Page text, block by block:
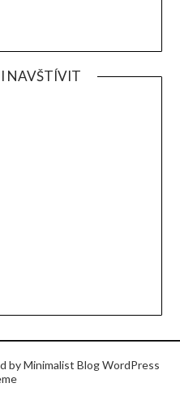
NAVŠTÍVIT
byMinimalist BlogWordPress